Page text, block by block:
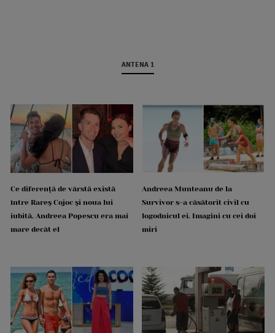
ANTENA 1
Ce diferență de vârstă există
între Rareș Cojoc și noua lui
iubită. Andreea Popescu era mai
mare decât el
Andreea Munteanu de la
Survivor s-a căsătorit civil cu
logodnicul ei. Imagini cu cei doi
miri